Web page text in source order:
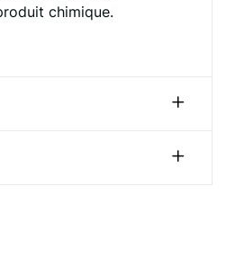
chimique.